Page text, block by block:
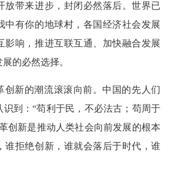
放带来进步，封闭必然落后。世界已
中有你的地球村，各国经济社会发展
影响，推进互联互通、加快融合发展
的必然选择。
创新的潮流滚滚向前。中国的先人们
识到：“苟利于民，不必法古；苟周于
创新是推动人类社会向前发展的根本
谁拒绝创新，谁就会落后于时代，谁